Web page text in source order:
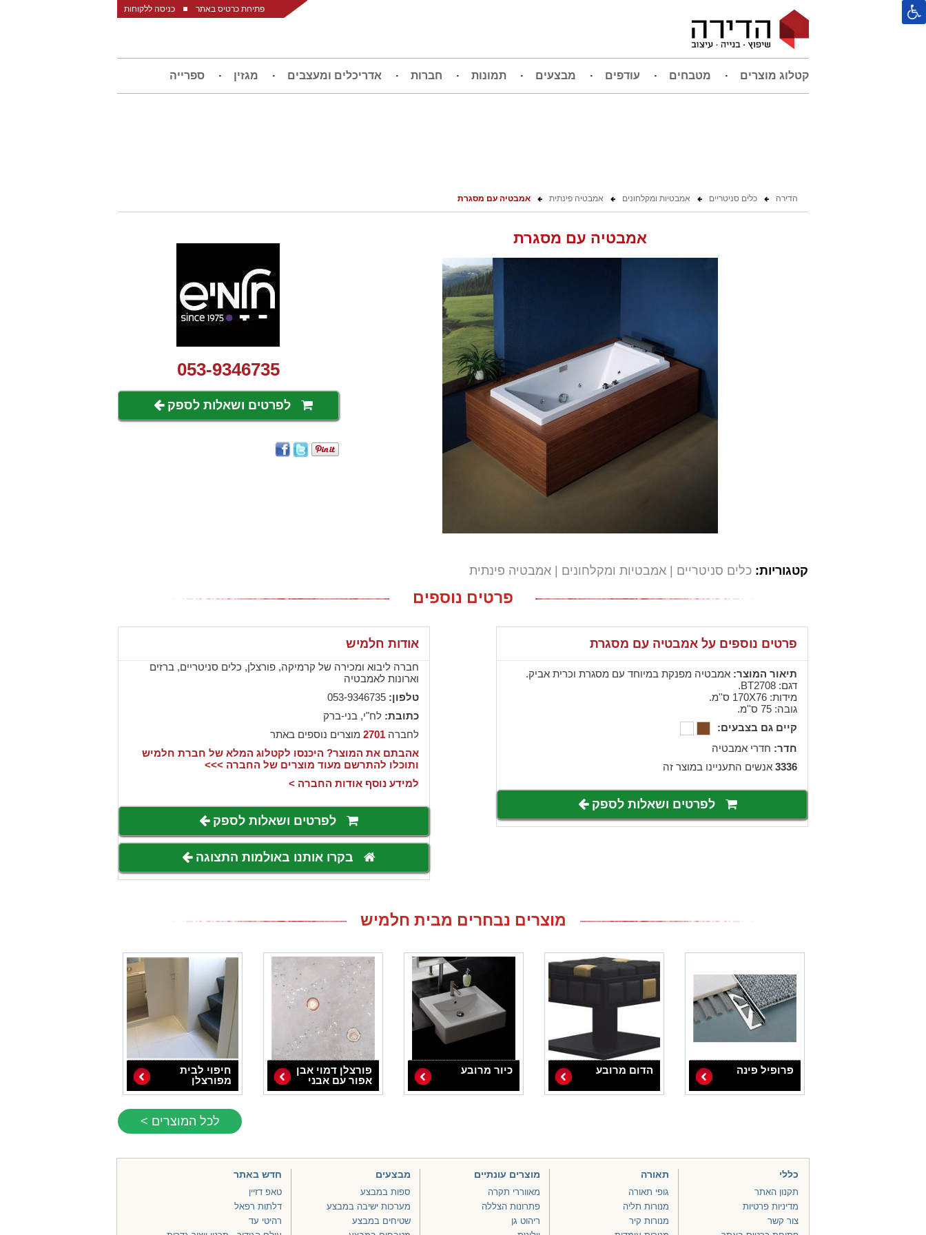
פתיחת כרטיס באתר כניסה ללקוחות
קטלוג מוצרים מטבחים עודפים מבצעים תמונות חברות אדריכלים ומעצבים מגזין ספרייה
הדירה כלים סניטריים אמבטיות ומקלחונים אמבטיה פינתית אמבטיה עם מסגרת
אמבטיה עם מסגרת
053-9346735
לפרטים ושאלות לספק
קטגוריות: כלים סניטריים אמבטיות ומקלחונים אמבטיה פינתית
פרטים נוספים
פרטים נוספים על אמבטיה עם מסגרת
תיאור המוצר: אמבטיה מפנקת במיוחד עם מסגרת וכרית אביק.
דגם: BT2708.
מידות: 170X76 ס''מ.
גובה: 75 ס''מ.
קיים גם בצבעים:
חדר: חדרי אמבטיה
3336 אנשים התעניינו במוצר זה
לפרטים ושאלות לספק
אודות חלמיש
חברה ליבוא ומכירה של קרמיקה, פורצלן, כלים סניטריים, ברזים
וארונות לאמבטיה
טלפון:053-9346735
כתובת:לח"י, בני-ברק
לחברה2701 מוצרים נוספים באתר
אהבתם את המוצר? היכנסו לקטלוג המלא של חברת חלמיש
ותוכלו להתרשם מעוד מוצרים של החברה >>>
למידע נוסף אודות החברה >
לפרטים ושאלות לספק
בקרו אותנו באולמות התצוגה
מוצרים נבחרים מבית חלמיש
פרופיל פינה הדום מרובע כיור מרובע
פורצלן דמוי אבן
אפור עם אבני
אוניקס דגם
חיפוי לבית
מפורצלן
לכל המוצרים >
כללי
תקנון האתר
מדיניות פרטיות
צור קשר
תאורה
גופי תאורה
מנורות תליה
מנורות קיר
מוצרים עונתיים
מאווררי תקרה
פתרונות הצללה
ריהוט גן
מבצעים
ספות במבצע
מערכות ישיבה במבצע
שטיחים במבצע
חדש באתר
טאפ דזיין
דלתות רפאל
רהיטי עד